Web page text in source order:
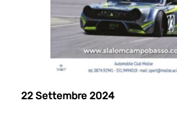
22 Settembre 2024